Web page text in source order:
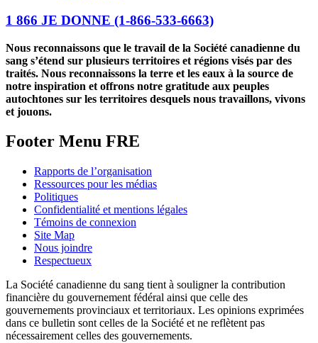
1 866 JE DONNE (1-866-533-6663)
Nous reconnaissons que le travail de la Société canadienne du
sang s’étend sur plusieurs territoires et régions visés par des
traités. Nous reconnaissons la terre et les eaux à la source de
notre inspiration et offrons notre gratitude aux peuples
autochtones sur les territoires desquels nous travaillons, vivons
et jouons.
Footer Menu FRE
Rapports de l’organisation
Ressources pour les médias
Politiques
Confidentialité et mentions légales
Témoins de connexion
Site Map
Nous joindre
Respectueux
La Société canadienne du sang tient à souligner la contribution
financière du gouvernement fédéral ainsi que celle des
gouvernements provinciaux et territoriaux. Les opinions exprimées
dans ce bulletin sont celles de la Société et ne reflètent pas
nécessairement celles des gouvernements.